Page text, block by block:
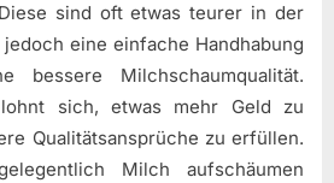
sind oft etwas teurer in der
eine einfache Handhabung
Milchschaumqualität.
sich, etwas mehr Geld zu
Qualitätsansprüche zu erfüllen.
Milch aufschäumen